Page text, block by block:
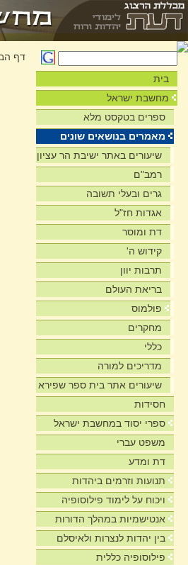
בית
מחשבת ישראל
ספרים בטקסט מלא
מאמרים בנושאים שונים
שיעורים באתר ישיבת הר עציון
רמב"ם
גרים ובעלי תשובה
אגדות חז"ל
דת ומוסר
קידוש ה'
תרבות יוון
בריאת העולם
פולמוס
מחקרים
כללי
מדריכים למורה
שיעורים אתר בית ספר שפירא
חסידות
ספרי יסוד במחשבת ישראל
משפט עברי
דת ומדע
תנועות וזרמים ביהדות
ויכוח על לימוד פילוסופיה
אנטישמיות במהלך הדורות
בין יהדות לנצרות ולאיסלם
פילוסופיה כללית
דף